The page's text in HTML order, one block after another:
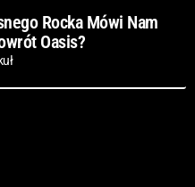
Rocka Mówi Nam
Oasis?